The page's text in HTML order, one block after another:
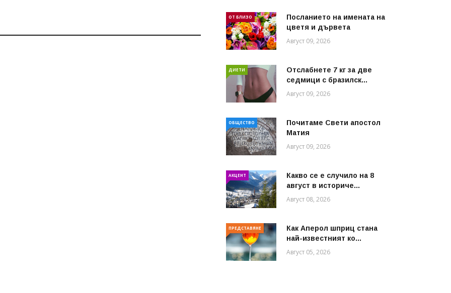
ОТ БЛИЗО
Посланието на имената на
цветя и дървета
Август 09, 2026
ДИЕТИ
Отслабнете 7 кг за две
седмици с бразилск...
Август 09, 2026
ОБЩЕСТВО
Почитаме Свети апостол
Матия
Август 09, 2026
АКЦЕНТ
Какво се е случило на 8
август в историче...
Август 08, 2026
ПРЕДСТАВЯНЕ
Как Аперол шприц стана
най-известният ко...
Август 05, 2026